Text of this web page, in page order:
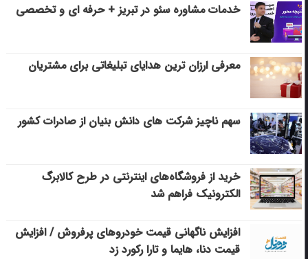
خدمات مشاوره سئو در تبریز + حرفه ای و تخصصی
معرفی ارزان ترین هدایای تبلیغاتی برای مشتریان
سهم ناچیز شرکت های دانش بنیان از صادرات کشور
خرید از فروشگاه‌های اینترنتی در طرح کالابرگ
الکترونیک فراهم شد
افزایش ناگهانی قیمت خودروهای پرفروش / افزایش
قیمت دنا، هایما و تارا رکورد زد